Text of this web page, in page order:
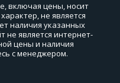
включая цены, носит
не является
наличия указанных
не является интернет-
цены и наличия
с менеджером.